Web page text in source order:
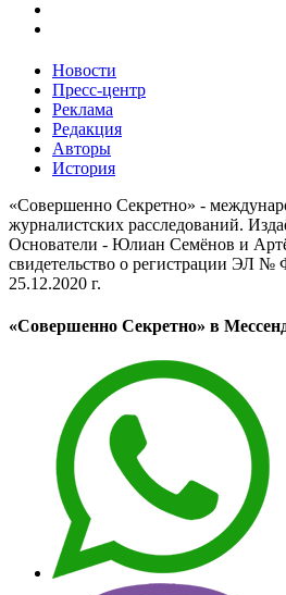
Новости
Пресс-центр
Реклама
Редакция
Авторы
История
«Совершенно Секретно» -
журналистских расследований.
Основатели - Юлиан Семёнов и
свидетельство о регистрации ЭЛ №
25.12.2020 г.
«Совершенно Секретно» в